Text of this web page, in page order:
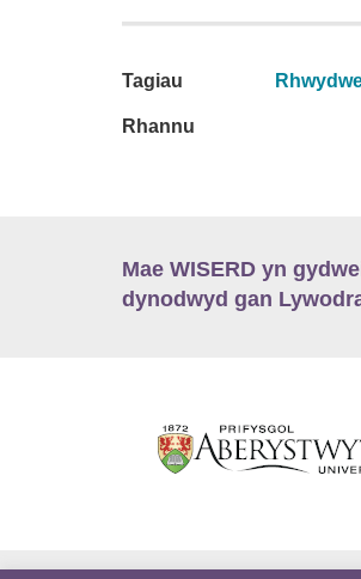
Tagiau
Rhannu
Mae WISERD yn
dynodwyd gan